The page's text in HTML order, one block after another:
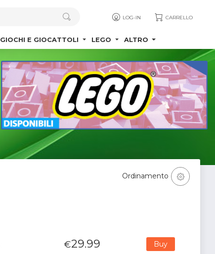
LOG-IN CARRELLO
GIOCHI E GIOCATTOLI LEGO ALTRO
Ordinamento
€29.99 Buy